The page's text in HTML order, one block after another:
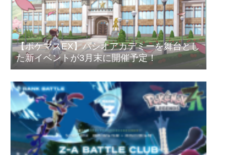
【ポケマスEX】パシオアカデミーを舞台とし
た新イベントが3月末に開催予定！